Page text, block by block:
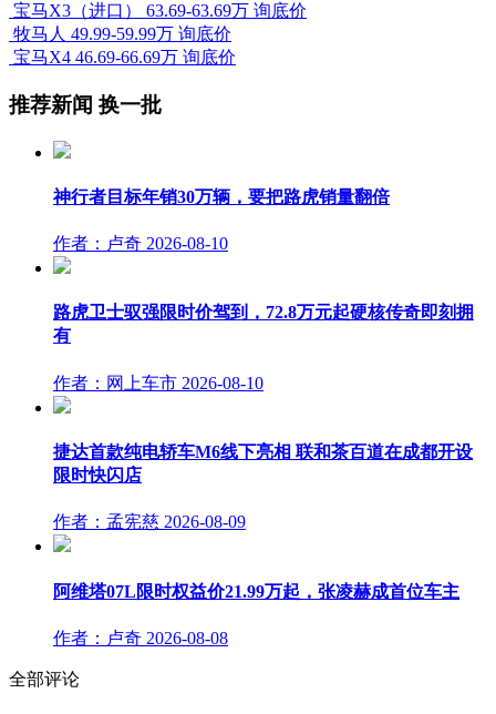
宝马X3（进口）
63.69-63.69万 询底价
牧马人 49.99-59.99万 询底价
宝马X4 46.69-66.69万 询底价
推荐新闻 换一批
神行者目标年销30万辆，要把路虎销量翻倍
作者：卢奇 2026-08-10
路虎卫士驭强限时价驾到，72.8万元起硬核传奇即刻拥
有
作者：网上车市 2026-08-10
捷达首款纯电轿车M6线下亮相 联和茶百道在成都开设
限时快闪店
作者：孟宪慈 2026-08-09
阿维塔07L限时权益价21.99万起，张凌赫成首位车主
作者：卢奇 2026-08-08
全部评论